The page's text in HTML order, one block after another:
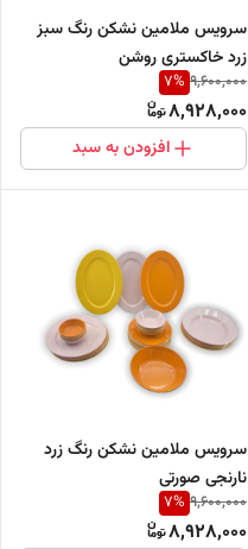
سرویس ملامین نشکن رنگ سبز
زرد خاکستری روشن
9,600,000
7%
8,928,000
افزودن به سبد
سرویس ملامین نشکن رنگ زرد
نارنجی صورتی
9,600,000
7%
8,928,000